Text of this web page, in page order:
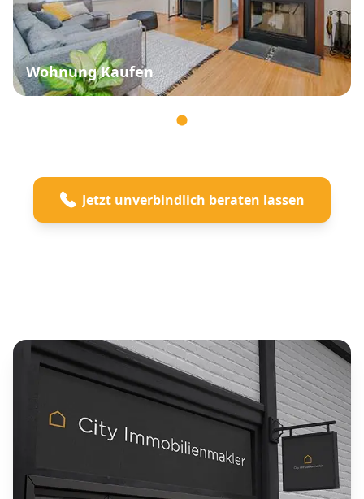
Wohnung Kaufen
Jetzt unverbindlich beraten lassen